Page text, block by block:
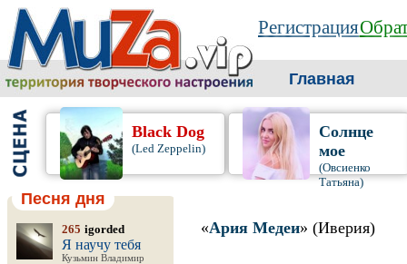
Регистрация
Главная
Black Dog
(Led Zeppelin)
Солнце
мое
(Овсиенко
Татьяна)
Песня дня
265 igorded
Я научу тебя
Кузьмин Владимир
«Ария Медеи» (Иверия)